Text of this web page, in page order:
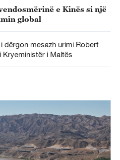
e Kinës si një
global
dërgon mesazh urimi Robert
Kryeministër i Maltës